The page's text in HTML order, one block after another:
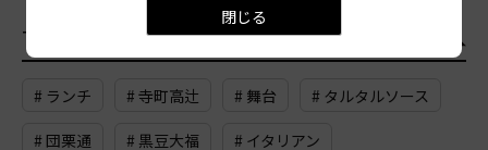
TAG おすすめのタグ
# ランチ # 寺町高辻 # 舞台 # タルタルソース
# 団栗通 # 黒豆大福 # イタリアン
閉じる